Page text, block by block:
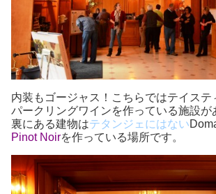
内装もゴージャス！こちらではテイステ
パークリングワインを作っている施設が
裏にある建物はテタンジェにはない
Pinot Noirを作っている場所です。